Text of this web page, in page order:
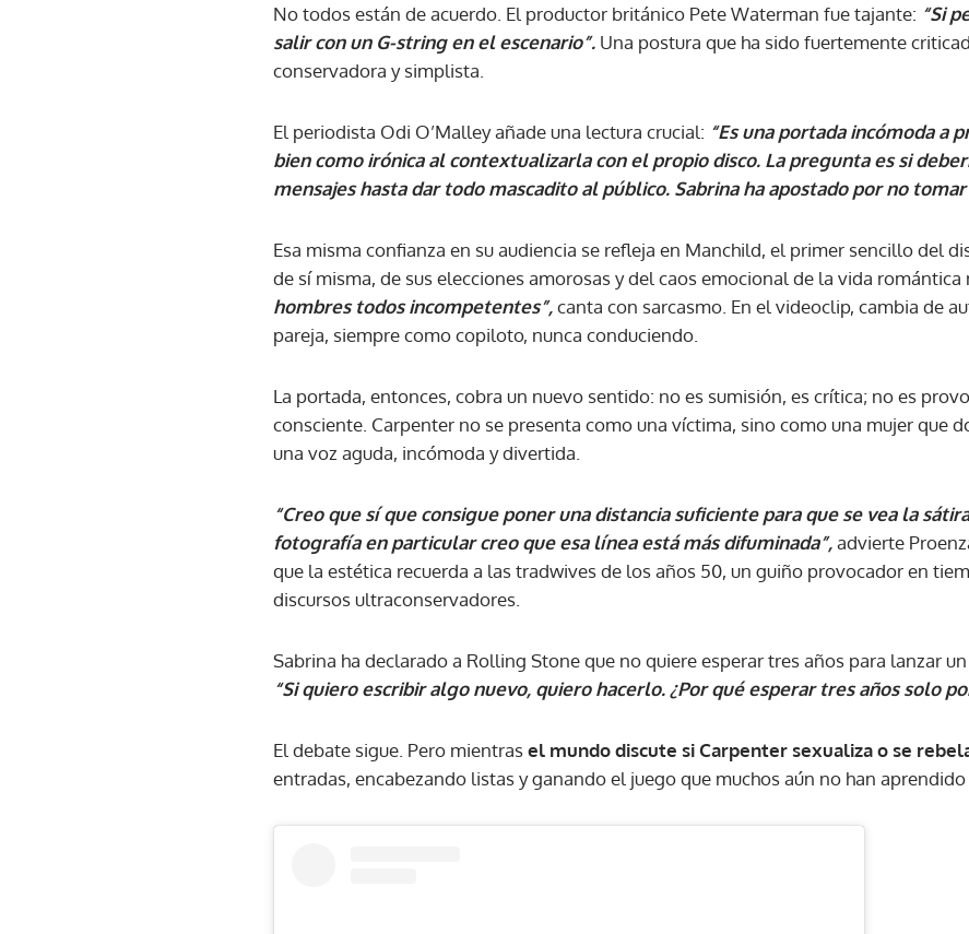
No todos están de acuerdo. El productor británico Pete Waterman fue tajante: “Si
salir con un G-string en el escenario”. Una postura que ha sido fuertemente
conservadora y simplista.
El periodista Odi O’Malley añade una lectura crucial: “Es una portada incómoda a
bien como irónica al contextualizarla con el propio disco. La pregunta es si
mensajes hasta dar todo mascadito al público. Sabrina ha apostado por no
Esa misma confianza en su audiencia se refleja en Manchild, el primer sencillo del
de sí misma, de sus elecciones amorosas y del caos emocional de la vida romántica
hombres todos incompetentes”,canta con sarcasmo. En el videoclip, cambia de
pareja, siempre como copiloto, nunca conduciendo.
La portada, entonces, cobra un nuevo sentido: no es sumisión, es crítica; no es
consciente. Carpenter no se presenta como una víctima, sino como una mujer que
una voz aguda, incómoda y divertida.
“Creo que sí que consigue poner una distancia suficiente para que se vea la
fotografía en particular creo que esa línea está más difuminada”,advierte
que la estética recuerda a las tradwives de los años 50, un guiño provocador en
discursos ultraconservadores.
Sabrina ha declarado a Rolling Stone que no quiere esperar tres años para lanzar
“Si quiero escribir algo nuevo, quiero hacerlo. ¿Por qué esperar tres años solo
El debate sigue. Pero mientrasel mundo discute si Carpenter sexualiza o se
entradas, encabezando listas y ganando el juego que muchos aún no han aprendido